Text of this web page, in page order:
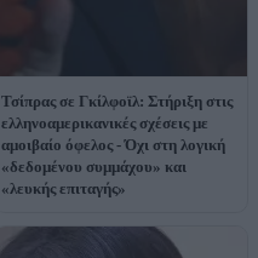
Τσίπρας σε Γκίλφοϊλ: Στήριξη στις
ελληνοαμερικανικές σχέσεις με
αμοιβαίο όφελος - Όχι στη λογική
«δεδομένου συμμάχου» και
«λευκής επιταγής»